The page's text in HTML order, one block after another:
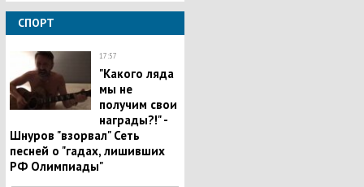
СПОРТ
17:57
"Какого ляда
мы не
получим свои
награды?!" -
Шнуров "взорвал" Сеть
песней о "гадах, лишивших
РФ Олимпиады"